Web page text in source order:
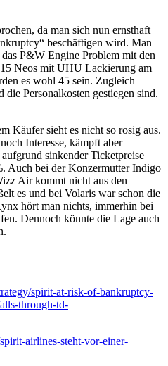
da man sich nun ernsthaft
beschäftigen wird. Man
P&W Engine Problem mit den
Neos mit UHU Lackierung am
es wohl 45 sein. Zugleich
Personalkosten gestiegen sind.
Käufer sieht es nicht so rosig aus.
Interesse, kämpft aber
sinkender Ticketpreise
Auch bei der Konzermutter Indigo
Air kommt nicht aus den
es und bei Volaris war schon die
hört man nichts, immerhin bei
Dennoch könnte die Lage auch
spirit-at-risk-of-bankruptcy-
through-td-
airlines-steht-vor-einer-